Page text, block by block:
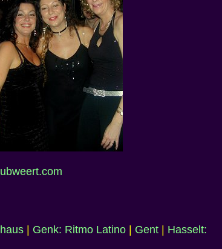
| Genk: Ritmo Latino| Gent| Hasselt: